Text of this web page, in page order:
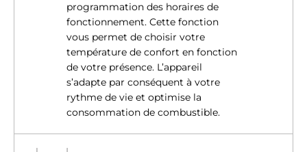
programmation des horaires de
fonctionnement. Cette fonction
vous permet de choisir votre
température de confort en fonction
de votre présence. L’appareil
s’adapte par conséquent à votre
rythme de vie et optimise la
consommation de combustible.